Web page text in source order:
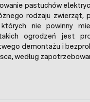
pastuchów
rodzaju zwierząt,
nie powinny
ogrodzeń jest
demontażu i
według